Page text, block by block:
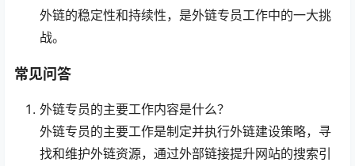
外链的稳定性和持续性，是外链专员工作中的一大挑
战。
常见问答
外链专员的主要工作内容是什么？
外链专员的主要工作是制定并执行外链建设策略，寻
找和维护外链资源，通过外部链接提升网站的搜索引